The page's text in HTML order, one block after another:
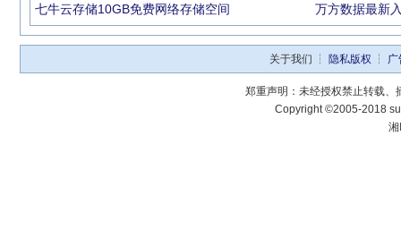
七牛云存储10GB免费网络存储空间
万方数据最新
关于我们 ┆ 隐私版权 ┆ 广
郑重声明：未经授权禁止转载、
Copyright ©2005-2018